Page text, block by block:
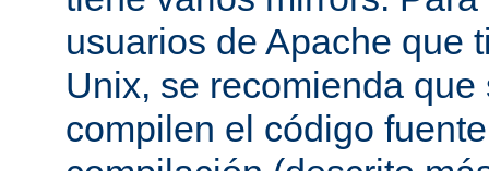
usuarios de Apache que
Unix, se recomienda
compilen el código